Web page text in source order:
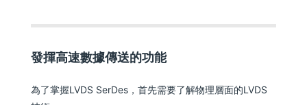
發揮高速數據傳送的功能
為了掌握LVDS SerDes，首先需要了解物理層面的LVDS